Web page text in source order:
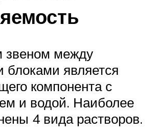
между
блоками является
компонента с
и водой. Наиболее
4 вида растворов.